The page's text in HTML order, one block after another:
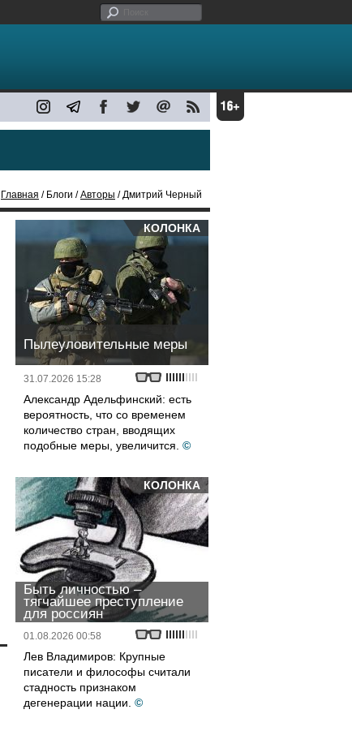
Главная / Блоги /Авторы / Дмитрий Черный
КОЛОНКА
Пылеуловительные меры
31.07.2026 15:28
Александр Адельфинский: есть
вероятность, что со временем
количество стран, вводящих
подобные меры, увеличится. ©
КОЛОНКА
Быть личностью –
тягчайшее преступление
для россиян
01.08.2026 00:58
Лев Владимиров: Крупные
писатели и философы считали
стадность признаком
дегенерации нации. ©